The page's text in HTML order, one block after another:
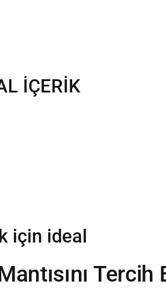
İÇERİK
için ideal